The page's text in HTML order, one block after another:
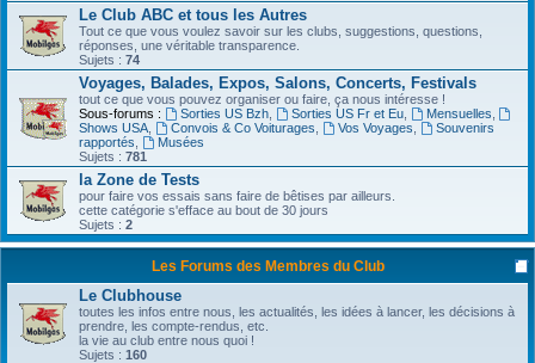
Le Club ABC et tous les Autres
Tout ce que vous voulez savoir sur les clubs, suggestions, questions,
réponses, une véritable transparence.
Sujets : 74
Voyages, Balades, Expos, Salons, Concerts, Festivals
tout ce que vous pouvez organiser ou faire, ça nous intéresse !
Sous-forums :
Sorties US Bzh, Sorties US Fr et Eu, Mensuelles
Shows USA
Convois & Co Voiturages Vos Voyages
Souvenirs
rapportés
Musées
Sujets : 781
la Zone de Tests
pour faire vos essais sans faire de bêtises par ailleurs.
cette catégorie s'efface au bout de 30 jours
Sujets : 2
Les Forums des Membres du Club
Le Clubhouse
toutes les infos entre nous, les actualités, les idées à lancer, les décisions à
prendre, les compte-rendus, etc.
la vie au club entre nous quoi !
Sujets : 160